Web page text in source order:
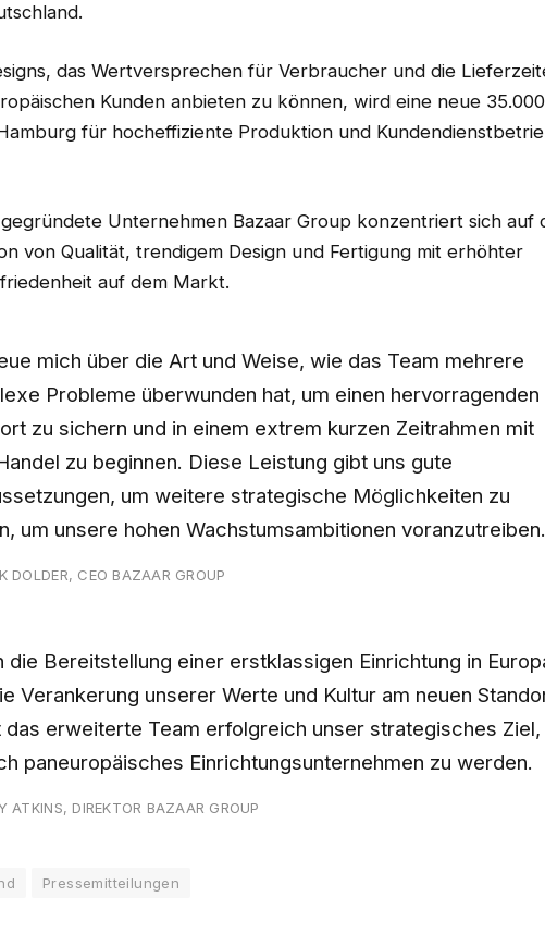
das Wertversprechen für Verbraucher und die
Kunden anbieten zu können, wird eine neue
für hocheffiziente Produktion und
Unternehmen Bazaar Group konzentriert sich auf
von Qualität, trendigem Design und Fertigung mit erhöhter
auf dem Markt.
mich über die Art und Weise, wie das Team mehrere
Probleme überwunden hat, um einen hervorragenden
zu sichern und in einem extrem kurzen Zeitrahmen mit
zu beginnen. Diese Leistung gibt uns gute
um weitere strategische Möglichkeiten zu
um unsere hohen Wachstumsambitionen voranzutreiben.
DOLDER, CEO BAZAAR GROUP
die Bereitstellung einer erstklassigen Einrichtung in
Verankerung unserer Werte und Kultur am neuen
das erweiterte Team erfolgreich unser strategisches Ziel,
paneuropäisches Einrichtungsunternehmen zu werden.
ATKINS, DIREKTOR BAZAAR GROUP
Pressemitteilungen